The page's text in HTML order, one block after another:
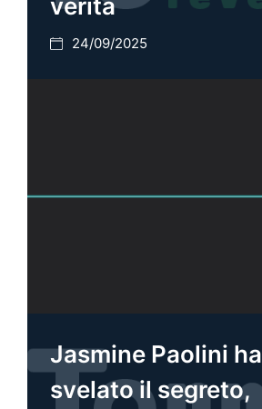
verità
24/09/2025
Jasmine Paolini ha
svelato il segreto,